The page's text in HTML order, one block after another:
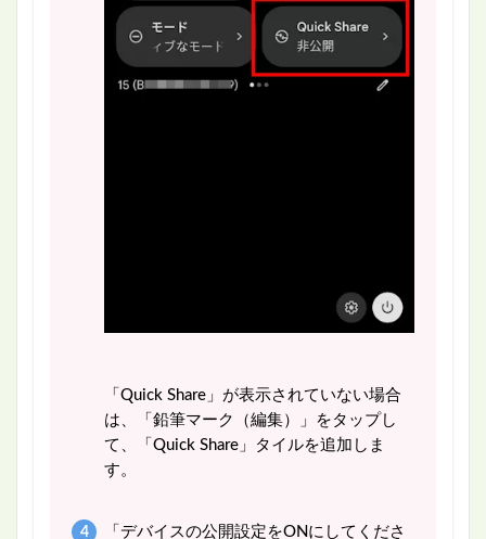
「Quick Share」が表示されていない場合
は、「鉛筆マーク（編集）」をタップし
て、「Quick Share」タイルを追加しま
す。
「デバイスの公開設定をONにしてくださ